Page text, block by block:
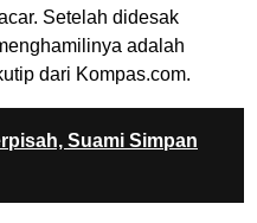
Setelah didesak
adalah
dari Kompas.com.
Suami Simpan